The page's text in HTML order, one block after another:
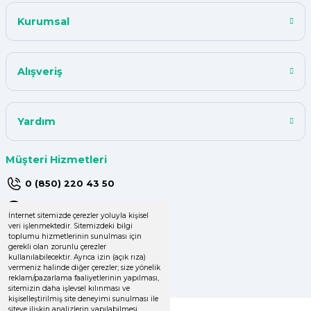
İnternet sitemizde çerezler yoluyla kişisel
veri işlenmektedir. Sitemizdeki bilgi
toplumu hizmetlerinin sunulması için
gerekli olan zorunlu çerezler
kullanılabilecektir. Ayrıca izin (açık rıza)
vermeniz halinde diğer çerezler; size yönelik
reklam/pazarlama faaliyetlerinin yapılması,
sitemizin daha işlevsel kılınması ve
kişiselleştirilmiş site deneyimi sunulması ile
çok başarılı
UPHİLL PETHOUSE | 04/06/2024
Uzun süredir alışveriş yapıyorum
herşey çok iyi kalite ve fiyatları
uygun .Ana son siparişimde ürün
eksik çıktı
GÜLDEN DEMİRCİ | 16/04/2024
Kolay işlem, hızlı sipariş oluşturma,
hızlı kargo
Zeynep Şenbay Gül | 07/04/2024
Deneyimini Paylaş
Kurumsal
Alışveriş
Yardım
Müşteri Hizmetleri
0 (850) 220 43 50
info@yakutsanambalaj.com.tr
İletişim Bilgilerimiz